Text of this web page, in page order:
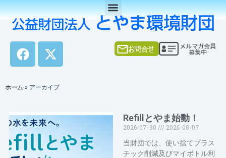
内
容
F
a
c
e
o
k
X
-
t
w
t
e
r
Menu
ホーム » アーカイブ
Refillとやま始動！
2026-07-30
2026-08-07
当財団では、使い捨てプラス
チック削減及びマイボトル利
PagePagePage